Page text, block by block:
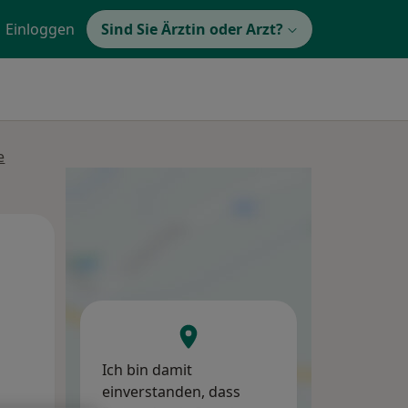
Einloggen Sind Sie Ärztin oder Arzt?
Ich bin damit
einverstanden, dass